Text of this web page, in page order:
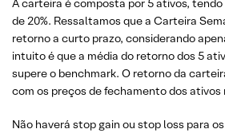
A carteira é composta por 5 ativos,
de 20%. Ressaltamos que a Carteira
retorno a curto prazo, considerando
intuito é que a média do retorno dos 5
supere o benchmark. O retorno da
com os preços de fechamento dos ativos
Não haverá stop gain ou stop loss para